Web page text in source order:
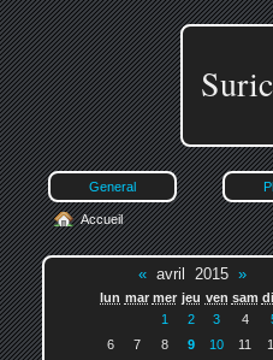
General
Accueil
« avril 2015 »
lun mar mer jeu ven sam
1
2 3 4
6
7 8 9 10 11